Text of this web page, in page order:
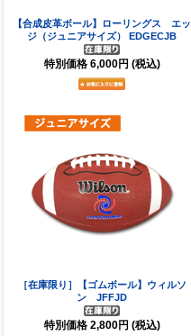
【合成皮革ボール】ローリングス エッ
ジ（ジュニアサイズ） EDGECJB
特別価格 6,000円 (税込)
［在庫限り］【ゴムボール】ウィルソ
ン JFFJD
特別価格 2,800円 (税込)